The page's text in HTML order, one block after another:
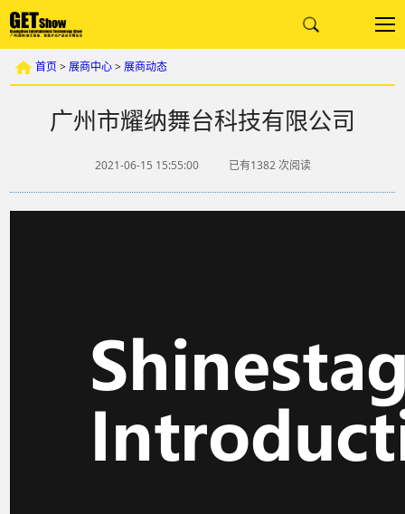
首页>展商中心>展商动态
广州市耀纳舞台科技有限公司
2021-06-15 15:55:00 已有1382次阅读